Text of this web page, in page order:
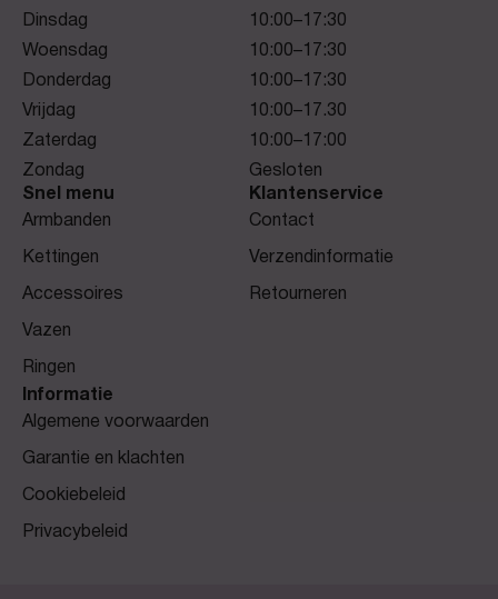
Dinsdag
10:00–17:30
Woensdag
10:00–17:30
Donderdag
10:00–17:30
Vrijdag
10:00–17.30
Zaterdag
10:00–17:00
Zondag
Gesloten
Snel menu
Armbanden
Kettingen
Accessoires
Vazen
Ringen
Klantenservice
Contact
Verzendinformatie
Retourneren
Informatie
Algemene voorwaarden
Garantie en klachten
Cookiebeleid
Privacybeleid